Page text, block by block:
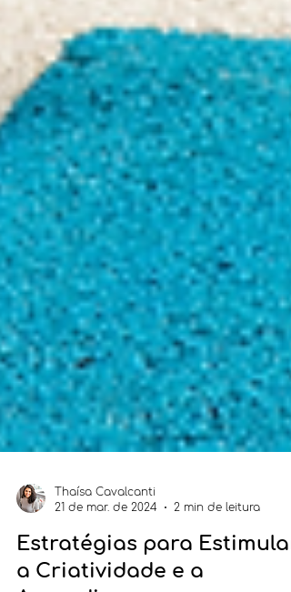
21 de mar. de 2024
2 min de leitura
Estratégias para Estimular